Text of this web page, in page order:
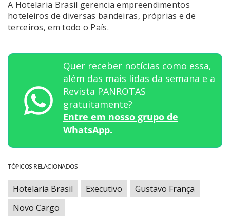
A Hotelaria Brasil gerencia empreendimentos
hoteleiros de diversas bandeiras, próprias e de
terceiros, em todo o País.
Quer receber notícias como essa,
além das mais lidas da semana e a
Revista PANROTAS
gratuitamente?
Entre em nosso grupo de
WhatsApp.
TÓPICOS RELACIONADOS
Hotelaria Brasil Executivo
Gustavo França
Novo Cargo